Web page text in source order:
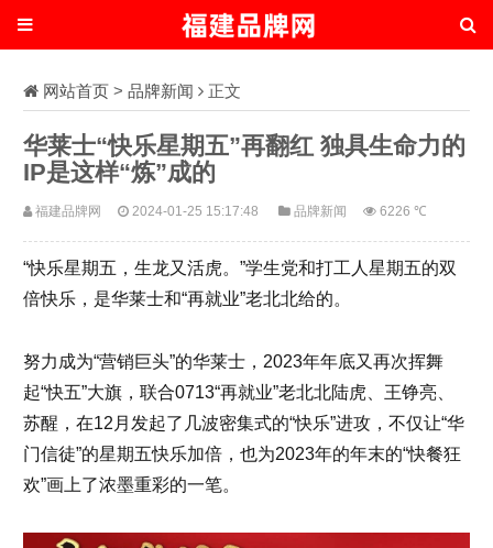
网站首页 > 品牌新闻 正文
华莱士“快乐星期五”再翻红 独具生命力的
IP是这样“炼”成的
福建品牌网 2024-01-25 15:17:48 品牌新闻 6226 ℃
“快乐星期五，生龙又活虎。”学生党和打工人星期五的双
倍快乐，是华莱士和“再就业”老北北给的。
努力成为“营销巨头”的华莱士，2023年年底又再次挥舞
起“快五”大旗，联合0713“再就业”老北北陆虎、王铮亮、
苏醒，在12月发起了几波密集式的“快乐”进攻，不仅让“华
门信徒”的星期五快乐加倍，也为2023年的年末的“快餐狂
欢”画上了浓墨重彩的一笔。